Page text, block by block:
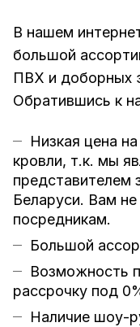
В нашем
большой
ПВХ и доборных
Обратившись к
Низкая цена
кровли, т.к. мы
представителем
Беларуси. Вам
посредникам.
Большой
Возможность
рассрочку под
Наличие шоу-